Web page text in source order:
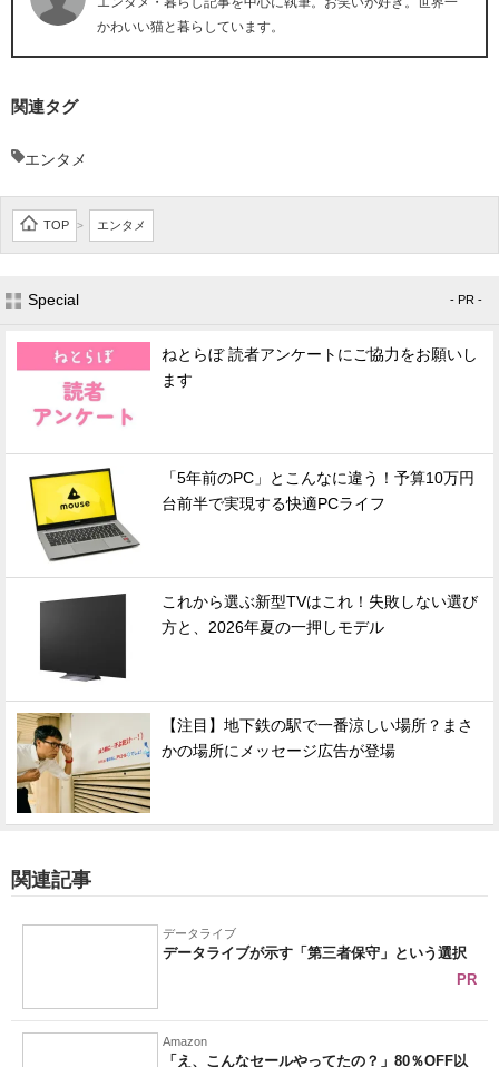
かわいい猫と暮らしています。
関連タグ
エンタメ
TOP > エンタメ
Special - PR -
ねとらぼ 読者アンケートにご協力をお願いし
ます
「5年前のPC」とこんなに違う！予算10万円
台前半で実現する快適PCライフ
これから選ぶ新型TVはこれ！失敗しない選び
方と、2026年夏の一押しモデル
【注目】地下鉄の駅で一番涼しい場所？まさ
かの場所にメッセージ広告が登場
関連記事
データライブ
データライブが示す「第三者保守」という選択
PR
Amazon
「え、こんなセールやってたの？」80％OFF以